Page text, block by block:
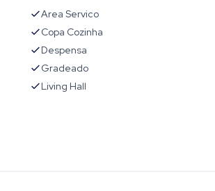
Area Servico
Copa Cozinha
Despensa
Gradeado
Living Hall